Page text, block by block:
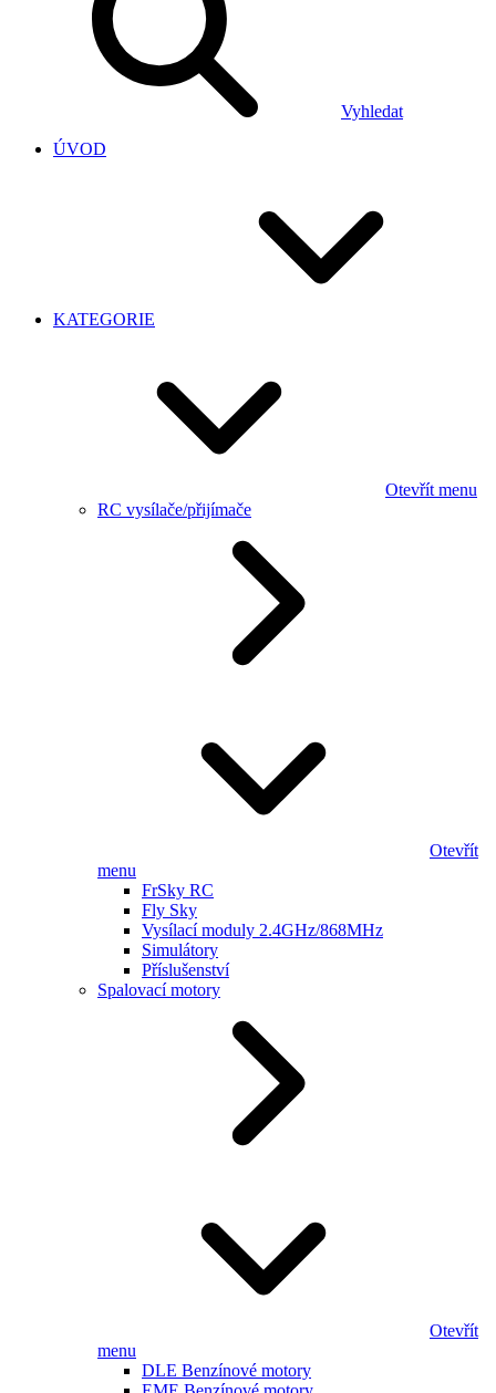
Vyhledat
ÚVOD
KATEGORIE
Otevřít menu
RC vysílače/přijímače
Otevřít
menu
FrSky RC
Fly Sky
Vysílací moduly 2.4GHz/868MHz
Simulátory
Příslušenství
Spalovací motory
Otevřít
menu
DLE Benzínové motory